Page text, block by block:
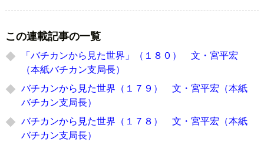
この連載記事の一覧
「バチカンから見た世界」（１８０） 文・宮平宏
（本紙バチカン支局長）
バチカンから見た世界（１７９） 文・宮平宏（本紙
バチカン支局長）
バチカンから見た世界（１７８） 文・宮平宏（本紙
バチカン支局長）